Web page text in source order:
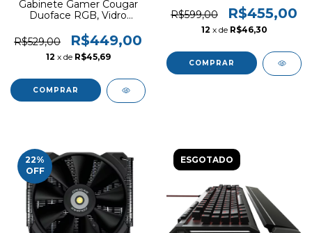
Gabinete Gamer Cougar
Duoface RGB, Vidro
Fans ARGB, Preto,
385ZD10.0001
R$529,00 R$449,00
12 x de R$45,69
Fans, Preto,
385CC50.0003
R$599,00 R$455,00
12 x de R$46,30
22%
OFF
ESGOTADO